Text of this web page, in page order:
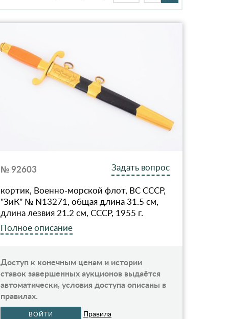
№ 92603
Задать вопрос
кортик, Военно-морской флот, ВС СССР,
"ЗиК" № N13271, общая длина 31.5 см,
длина лезвия 21.2 см, СССР, 1955 г.
Полное описание
Доступ к конечным ценам и истории
ставок завершенных аукционов выдаётся
автоматически, условия доступа описаны в
правилах.
ВОЙТИ Правила